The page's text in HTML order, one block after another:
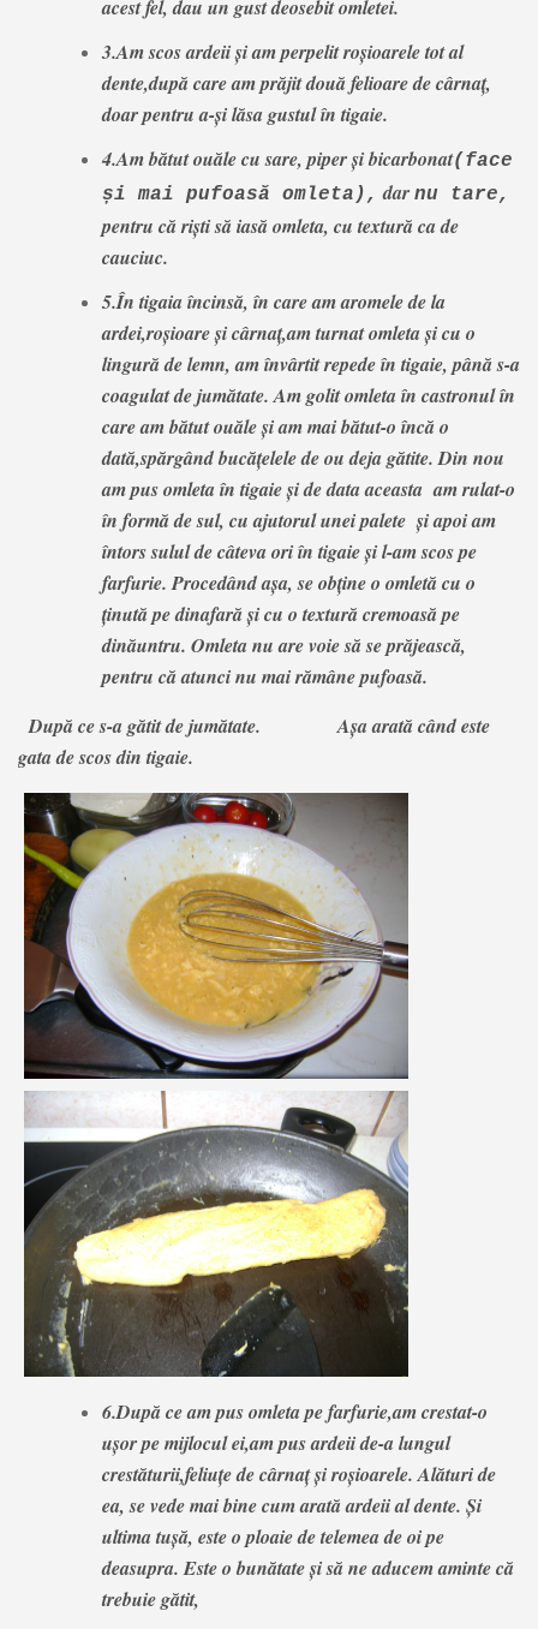
acest fel, dau un gust deosebit omletei.
3.Am scos ardeii și am perpelit roșioarele tot al
dente,după care am prăjit două felioare de cârnaț,
doar pentru a-și lăsa gustul în tigaie.
4.Am bătut ouăle cu sare, piper și bicarbonat(face
și mai pufoasă omleta), dar nu tare,
pentru că riști să iasă omleta, cu textură ca de
cauciuc.
5.În tigaia încinsă, în care am aromele de la
ardei,roșioare și cârnaț,am turnat omleta și cu o
lingură de lemn, am învârtit repede în tigaie, până s-a
coagulat de jumătate. Am golit omleta în castronul în
care am bătut ouăle și am mai bătut-o încă o
dată,spărgând bucățelele de ou deja gătite. Din nou
am pus omleta în tigaie și de data aceasta am rulat-o
în formă de sul, cu ajutorul unei palete și apoi am
întors sulul de câteva ori în tigaie și l-am scos pe
farfurie. Procedând așa, se obține o omletă cu o
ținută pe dinafară și cu o textură cremoasă pe
dinăuntru. Omleta nu are voie să se prăjească,
pentru că atunci nu mai rămâne pufoasă.
După ce s-a gătit de jumătate. Așa arată când este
gata de scos din tigaie.
6.După ce am pus omleta pe farfurie,am crestat-o
ușor pe mijlocul ei,am pus ardeii de-a lungul
crestăturii,feliuțe de cârnaț și roșioarele. Alături de
ea, se vede mai bine cum arată ardeii al dente. Și
ultima tușă, este o ploaie de telemea de oi pe
deasupra. Este o bunătate și să ne aducem aminte că
trebuie gătit,